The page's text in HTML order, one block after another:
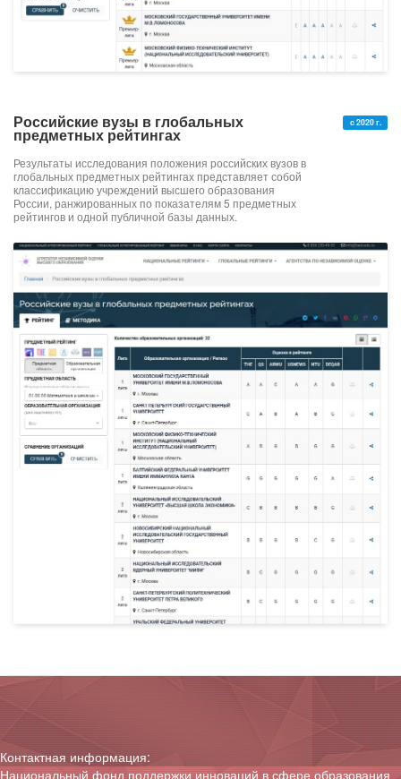
Российские вузы в глобальных
предметных рейтингах
Результаты исследования положения российских вузов в
глобальных предметных рейтингах представляет собой
классификацию учреждений высшего образования
России, ранжированных по показателям 5 предметных
рейтингов и одной публичной базы данных.
с 2020 г.
Контактная информация:
Национальный фонд поддержки инноваций в сфере образования